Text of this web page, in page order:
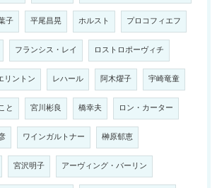
子 平尾昌晃 ホルスト プロコフィエフ
フランシス・レイ ロストロポーヴィチ
リントン レハール 阿木燿子 宇崎竜童
と 宮川彬良 橋幸夫 ロン・カーター
ワインガルトナー 榊原郁恵
宮沢明子 アーヴィング・バーリン